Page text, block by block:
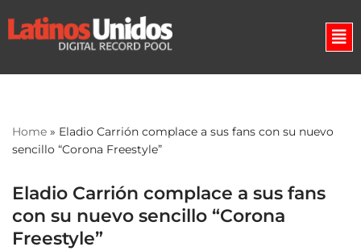
Skip
Home » Eladio Carrión complace a sus fans con su nuevo
sencillo “Corona Freestyle”
Eladio Carrión complace a sus fans
con su nuevo sencillo “Corona
Freestyle”